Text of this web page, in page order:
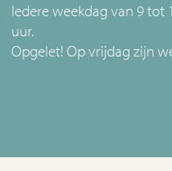
Iedere weekdag van 9 tot
uur.
Opgelet! Op vrijdag zijn